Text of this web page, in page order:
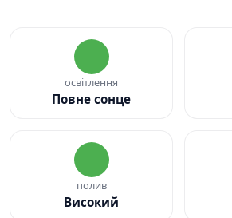
освітлення
Повне сонце
полив
Високий